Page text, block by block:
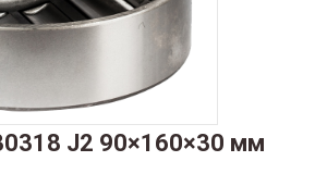
J2 90×160×30 мм